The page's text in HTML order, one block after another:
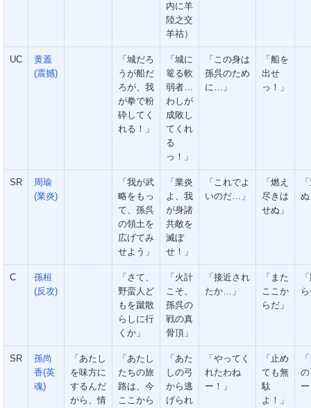
内に羊
陸之交
羊祜）
UC
黄蓋
(震撼)
「城だろ
うが船だ
ろが、我
が拳で粉
砕してく
れる！」
「城に
篭る軟
弱者…
わしが
成敗し
てくれ
る
っ！」
「この身は
孫呉のため
に…」
「船を
出せ
っ！」
SR
周瑜
(業炎)
「我が武
略をもっ
て、孫呉
の領土を
広げてみ
せよう」
「業炎
よ、我
が身諸
共敵を
滅ぼ
せ！」
「これでよ
いのだ…」
「燃え
尽きは
せぬ」
C
孫桓
(反攻)
「さて、
野蛮人ど
もを蹴散
らしに行
くか」
「火計
こそ、
孫呉の
戦の真
骨頂」
「接近され
たか…」
「また
ここか
らだ」
SR
孫尚
香(英
魂)
「あたし
を味方に
するんだ
から、情
「あたし
たちの旅
路は、今
ここから
「あた
しの弓
から逃
げられ
「やってく
れたわね
ー！」
「止め
ても無
駄
よ！」
の